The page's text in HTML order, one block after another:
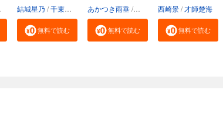
結城星乃 千束るち
無料で読む
あかつき雨垂 鹿島こたる
無料で読む
西崎景 才師楚海
無料で読む